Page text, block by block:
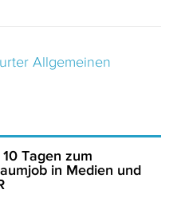
Allgemeinen
10 Tagen zum
in Medien und